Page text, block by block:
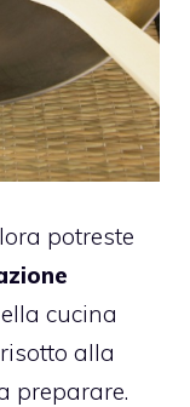
potreste
cucina
alla
preparare.